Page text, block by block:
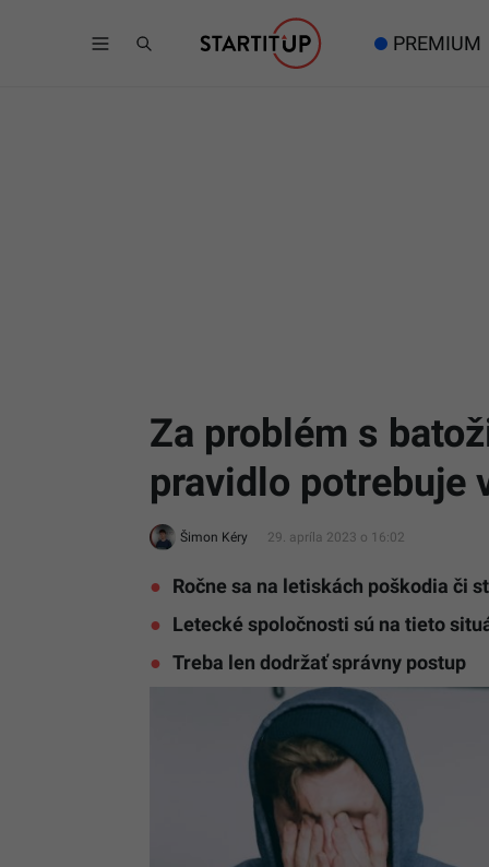
PREMIUM
Za problém s
pravidlo potrebuje
Šimon Kéry 29. apríla 2023 o 16:02
Ročne sa na letiskách poškodia či
Letecké spoločnosti sú na tieto
Treba len dodržať správny postup